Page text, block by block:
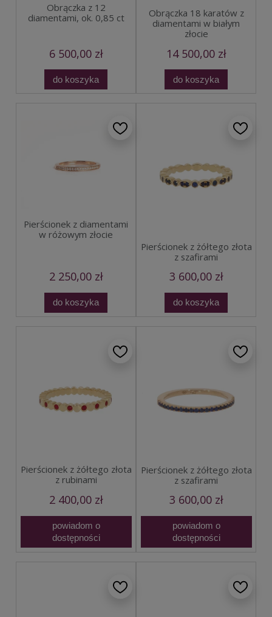
Obrączka z 12
diamentami, ok. 0,85 ct
6 500,00 zł
do koszyka
Obrączka 18 karatów z
diamentami w białym
złocie
14 500,00 zł
do koszyka
Pierścionek z diamentami
w różowym złocie
2 250,00 zł
do koszyka
Pierścionek z żółtego złota
z szafirami
3 600,00 zł
do koszyka
Pierścionek z żółtego złota
z rubinami
2 400,00 zł
powiadom o
dostępności
Pierścionek z żółtego złota
z szafirami
3 600,00 zł
powiadom o
dostępności